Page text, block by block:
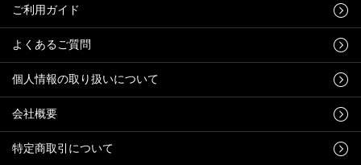
ご利用ガイド
よくあるご質問
個人情報の取り扱いについて
会社概要
特定商取引について